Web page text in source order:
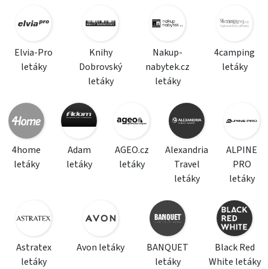
Elvia-Pro
letáky
Knihy
Dobrovský
letáky
Nakup-
nabytek.cz
letáky
4camping
letáky
4home
letáky
Adam
letáky
AGEO.cz
letáky
Alexandria
Travel
letáky
ALPINE
PRO
letáky
Astratex
letáky
Avon letáky
BANQUET
letáky
Black Red
White letáky